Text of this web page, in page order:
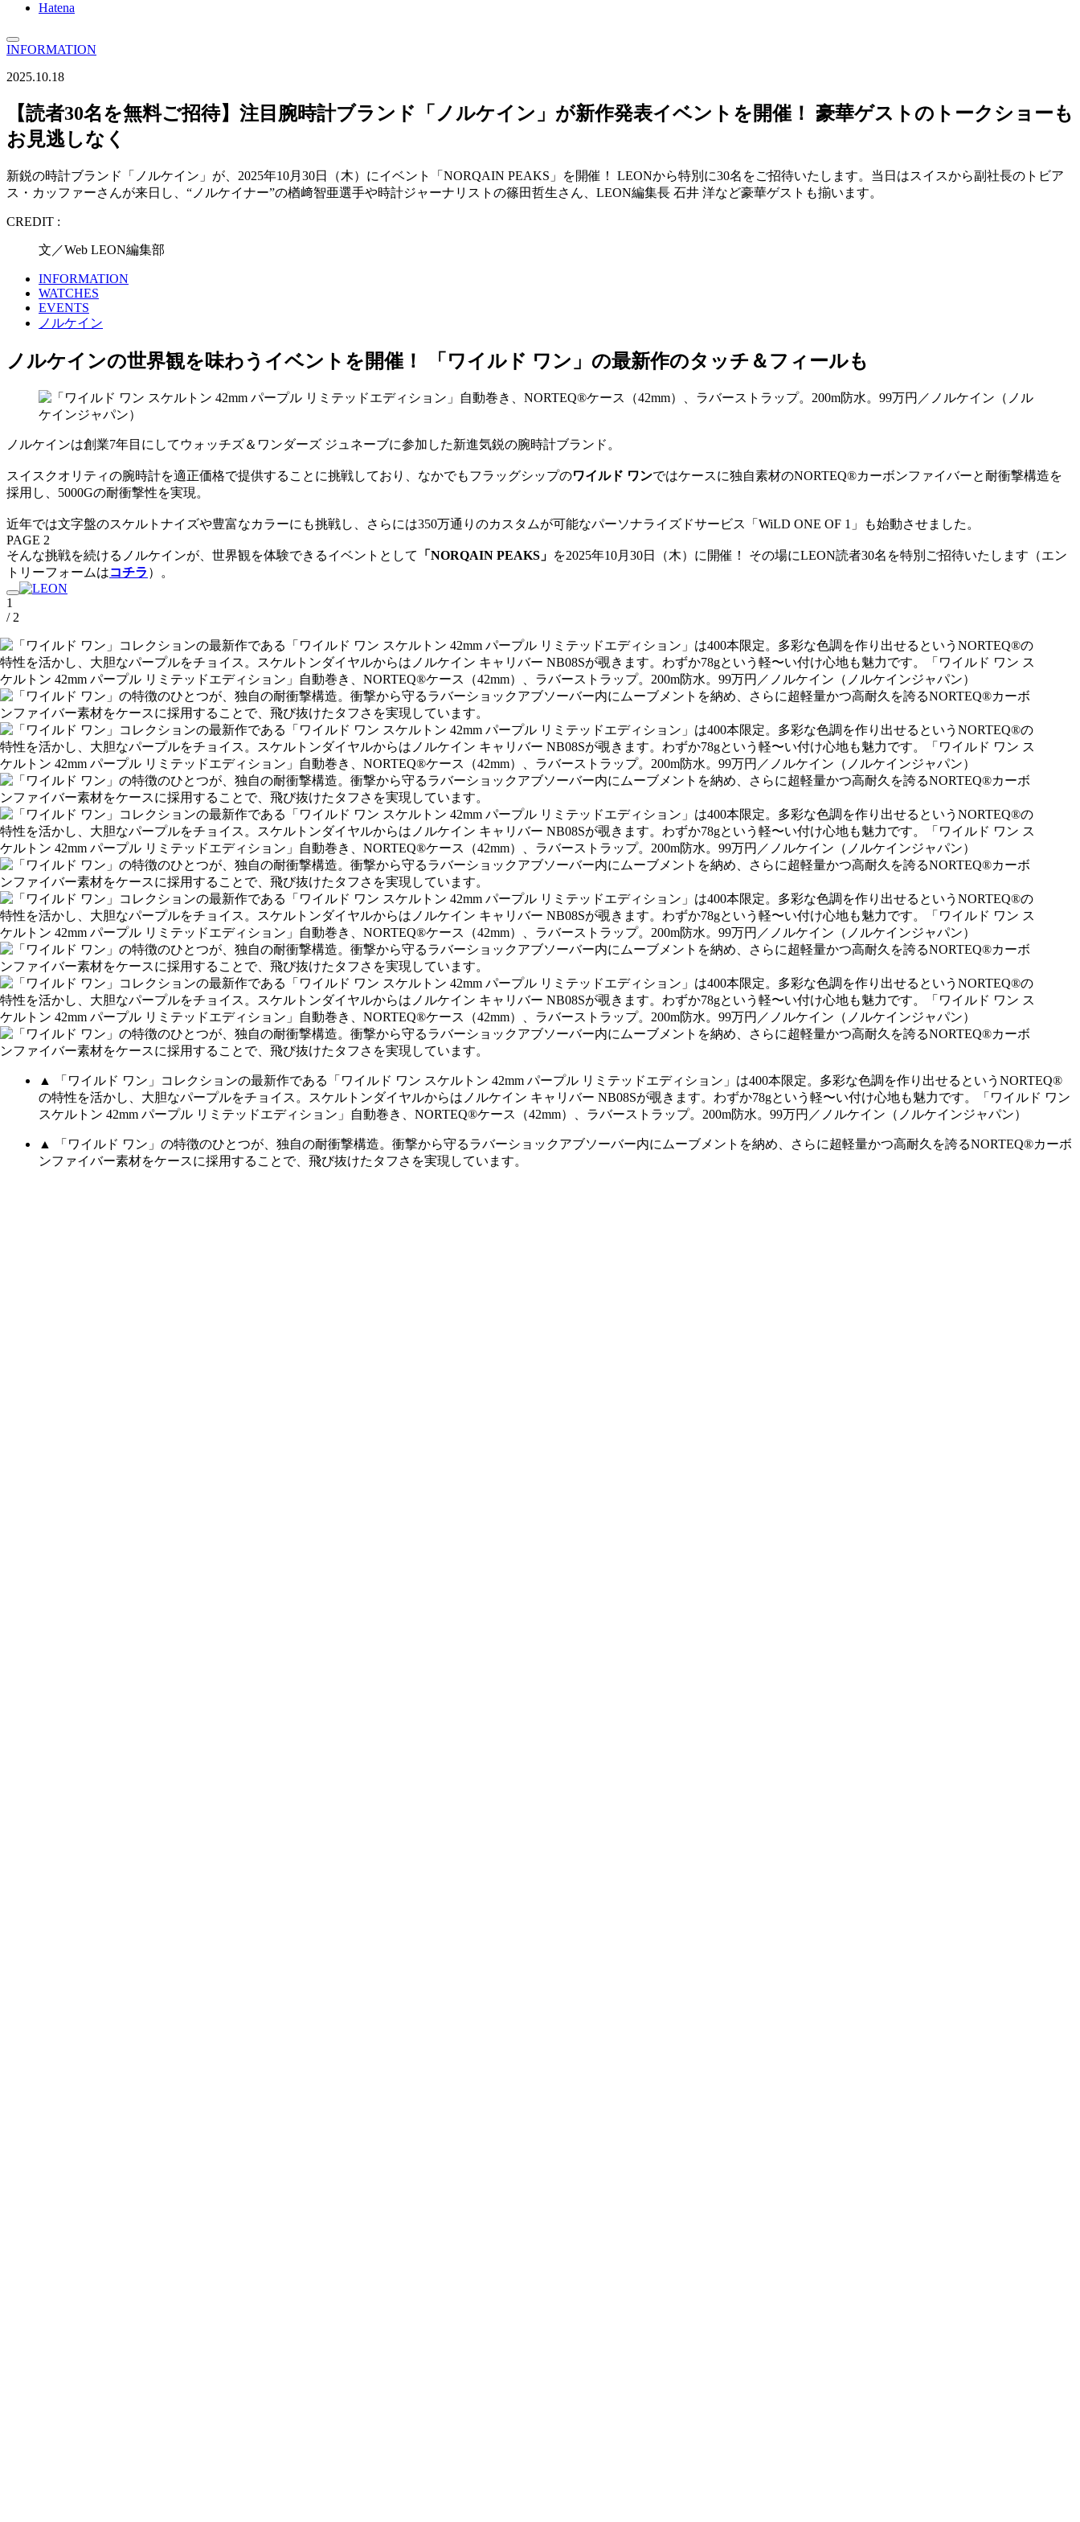
Hatena
INFORMATION
2025.10.18
【読者30名を無料ご招待】注目腕時計ブランド「ノルケイン」が新作発表イベントを開催！ 豪華ゲストのトークショーも
お見逃しなく
新鋭の時計ブランド「ノルケイン」が、2025年10月30日（木）にイベント「NORQAIN PEAKS」を開催！ LEONから特別に30名をご招待いたします。当日はスイスから副社長のトビア
ス・カッファーさんが来日し、“ノルケイナー”の楢﨑智亜選手や時計ジャーナリストの篠田哲生さん、LEON編集長 石井 洋など豪華ゲストも揃います。
CREDIT :
文／Web LEON編集部
INFORMATION
WATCHES
EVENTS
ノルケイン
ノルケインの世界観を味わうイベントを開催！ 「ワイルド ワン」の最新作のタッチ＆フィールも
ノルケインは創業7年目にしてウォッチズ＆ワンダーズ ジュネーブに参加した新進気鋭の腕時計ブランド。
スイスクオリティの腕時計を適正価格で提供することに挑戦しており、なかでもフラッグシップのワイルド ワンではケースに独自素材のNORTEQ®カーボンファイバーと耐衝撃構造を
採用し、5000Gの耐衝撃性を実現。
近年では文字盤のスケルトナイズや豊富なカラーにも挑戦し、さらには350万通りのカスタムが可能なパーソナライズドサービス「WiLD ONE OF 1」も始動させました。
PAGE 2
そんな挑戦を続けるノルケインが、世界観を体験できるイベントとして
「NORQAIN PEAKS」 を2025年10月30日（木）に開催！ その場にLEON読者30名を特別ご招待いたします（エン
トリーフォームはコチラ ）。
1
/ 2
▲ 「ワイルド ワン」コレクションの最新作である「ワイルド ワン スケルトン 42mm パープル リミテッドエディション」は400本限定。多彩な色調を作り出せるというNORTEQ®
の特性を活かし、大胆なパープルをチョイス。スケルトンダイヤルからはノルケイン キャリバー NB08Sが覗きます。わずか78gという軽〜い付け心地も魅力です。「ワイルド ワン
スケルトン 42mm パープル リミテッドエディション」自動巻き、NORTEQ®ケース（42mm）、ラバーストラップ。200m防水。99万円／ノルケイン（ノルケインジャパン）
▲ 「ワイルド ワン」の特徴のひとつが、独自の耐衝撃構造。衝撃から守るラバーショックアブソーバー内にムーブメントを納め、さらに超軽量かつ高耐久を誇るNORTEQ®カーボ
ンファイバー素材をケースに採用することで、飛び抜けたタフさを実現しています。